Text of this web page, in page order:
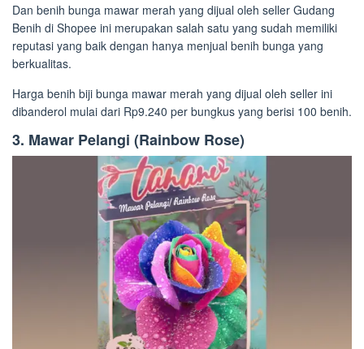
Dan benih bunga mawar merah yang dijual oleh seller Gudang
Benih di Shopee ini merupakan salah satu yang sudah memiliki
reputasi yang baik dengan hanya menjual benih bunga yang
berkualitas.
Harga benih biji bunga mawar merah yang dijual oleh seller ini
dibanderol mulai dari Rp9.240 per bungkus yang berisi 100 benih.
3. Mawar Pelangi (Rainbow Rose)